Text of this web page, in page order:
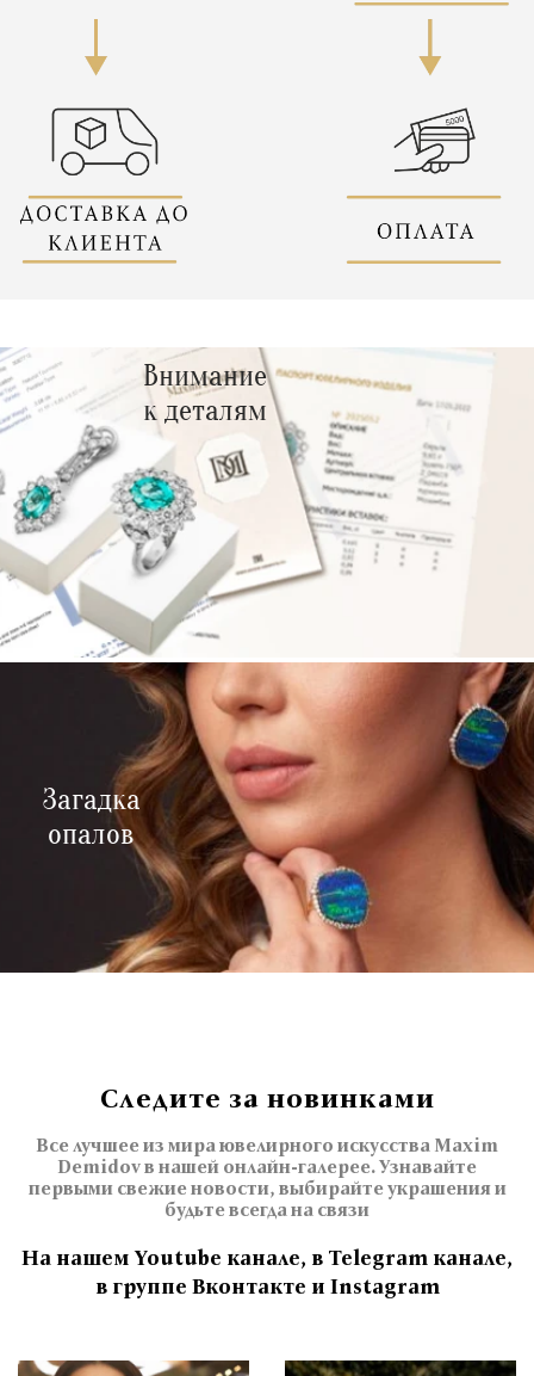
Внимание
к деталям
Загадка
опалов
Следите за новинками
Все лучшее из мира ювелирного искусства Maxim
Demidov в нашей онлайн-галерее. Узнавайте
первыми свежие новости, выбирайте украшения и
будьте всегда на связи
На нашем Youtube канале, в Telegram канале,
в группе Вконтакте и Instagram